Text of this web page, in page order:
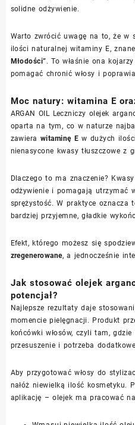
solidne odżywienie.
Warto zwrócić uwagę na to, że w
ilości naturalnej witaminy E,
Młodości”. To właśnie ona
pomagać chronić włosy i
Moc natury: witamina E
ARGAN OIL Leczniczy olejek
oparta na tym, co w naturze
zawiera witaminę E w dużych
nienasycone kwasy tłuszczowe z
Dlaczego to ma znaczenie?
odżywienie i pomagają utrzymać
sprężystość. W praktyce oznacza
bardziej przyjemne, gładkie
Efekt, którego możesz się
zregenerowane, a jednocześnie
Jak stosować olejek
potencjał?
Najlepsze rezultaty daje
momencie pielęgnacji. Produkt
końcówki włosów, czyli tam,
przesuszenie i potrzeba
Aby przygotować włosy do
nałóż niewielką ilość kosmetyku.
aplikację – olejek ma pracować